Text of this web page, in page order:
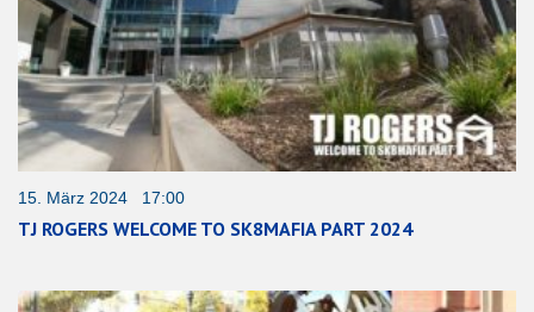
15. März 2024 17:00
TJ ROGERS WELCOME TO SK8MAFIA PART 2024